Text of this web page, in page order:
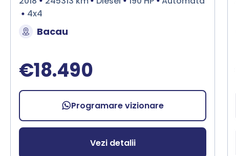
4x4
Bacau
€18.490
Programare vizionare
Vezi detalii